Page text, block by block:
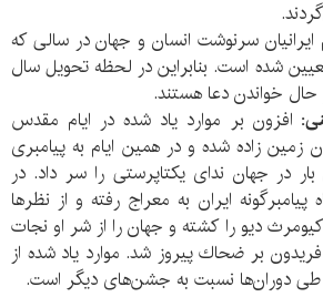
ایرانیان سرنوشت انسان و جهان در سالى که
شده است. بنابراین در لحظه تحویل سال
حال خواندن دعا هستند.
افزون بر موارد یاد شده در ایام مقدس
زمین زاده شده و در همین ایام به پیامبری
در جهان ندای یكتاپرستی را سر داد. در
ایران به معراج رفته و از نظرها
كیومرث دیو را كشته و جهان را از شر او نجات
بر ضحاك پیروز شد. موارد یاد شده از
طی دوران‌ها نسبت به جشن‌های دیگر است.